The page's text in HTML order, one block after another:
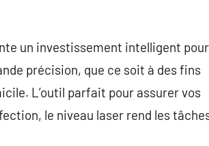
un investissement intelligent pour
précision, que ce soit à des fins
L’outil parfait pour assurer vos
le niveau laser rend les